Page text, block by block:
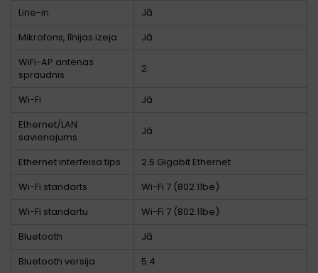
Line-in
Jā
Mikrofons, līnijas izeja
Jā
WiFi-AP antenas
spraudnis
2
Wi-Fi
Jā
Ethernet/LAN
savienojums
Jā
Ethernet interfeisa tips
2.5 Gigabit Ethernet
Wi-Fi standarts
Wi-Fi 7 (802.11be)
Wi-Fi standartu
Wi-Fi 7 (802.11be)
Bluetooth
Jā
Bluetooth versija
5.4